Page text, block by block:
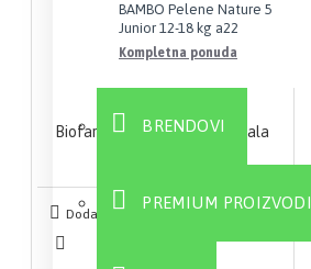
BAMBO Pelene Nature 5
Junior 12-18 kg a22
Kompletna ponuda
BRENDOVI
PREMIUM PROIZVODI
Biofar eff 27 vitamina i minerala
Dodaj u korpu